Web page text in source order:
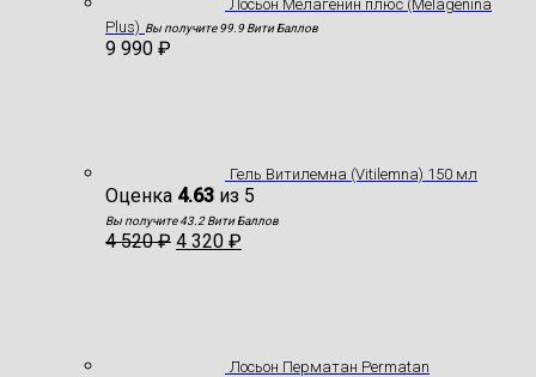
Лосьон Мелагенин плюс (Melagenina
Plus) Вы получите 99.9 Вити Баллов
9 990 ₽
Гель Витилемна (Vitilemna) 150 мл
Оценка 4.63 из 5
Вы получите 43.2 Вити Баллов
4 520₽ 4 320 ₽
Лосьон Перматан Permatan